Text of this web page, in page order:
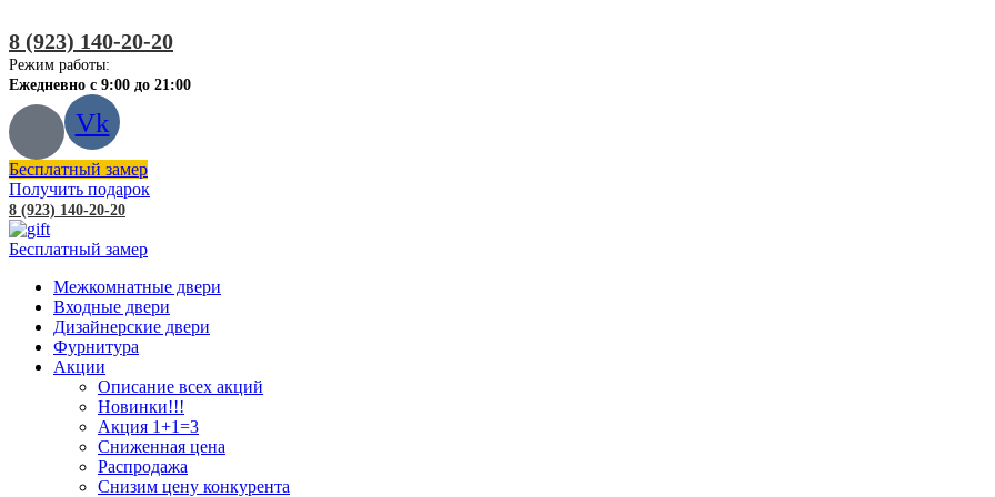
8 (923) 140-20-20
Режим работы:
Ежедневно с 9:00 до 21:00
Vk
Бесплатный замер
Получить подарок
8 (923) 140-20-20
Бесплатный замер
Межкомнатные двери
Входные двери
Дизайнерские двери
Фурнитура
Акции
Описание всех акций
Новинки!!!
Акция 1+1=3
Сниженная цена
Распродажа
Снизим цену конкурента